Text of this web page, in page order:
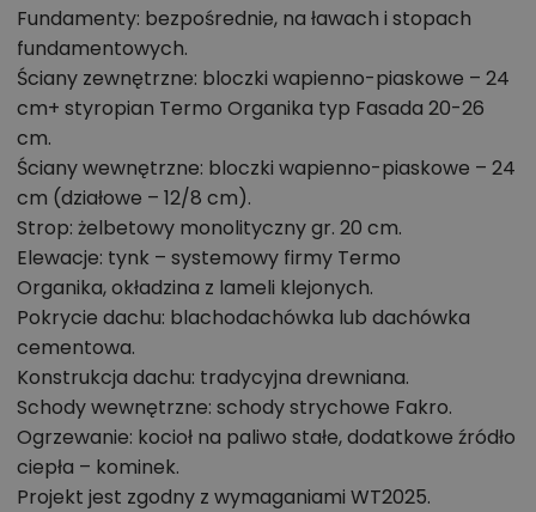
Główna sypialnia została połączona z własną
garderobą i łazienką.
Trzy sypialnie oraz gabinet pozwalają elastycznie
dopasować dom do potrzeb rodziny.
przechowywanie produktów i wyposażenia.
Osobna pralnia przejmuje funkcje związane z
praniem i suszeniem ubrań, dzięki czemu łazienki
mogą pełnić wyłącznie funkcję sanitarną i
kąpielową.
Kotłownia o powierzchni ponad 7 m²
miejsce nie tylko na urządzenia instalacyjne, ale
również dodatkowe wyposażenie gospodarcze.
Garaż jednostanowiskowy został połączony z
częścią gospodarczą domu.
Fundamenty: bezpośrednie, na ławach i stopach
fundamentowych.
Ściany zewnętrzne: bloczki wapienno-piaskowe – 24
cm+ styropian Termo Organika typ Fasada 20-26
cm.
Ściany wewnętrzne: bloczki wapienno-piaskowe – 24
cm (działowe – 12/8 cm).
Strop: żelbetowy monolityczny gr. 20 cm.
Elewacje: tynk – systemowy firmy Termo
Organika, okładzina z lameli klejonych.
Pokrycie dachu: blachodachówka lub dachówka
cementowa.
Konstrukcja dachu: tradycyjna drewniana.
Schody wewnętrzne: schody strychowe Fakro.
Ogrzewanie: kocioł na paliwo stałe, dodatkowe źródło
ciepła – kominek.
Projekt jest zgodny z wymaganiami WT2025.